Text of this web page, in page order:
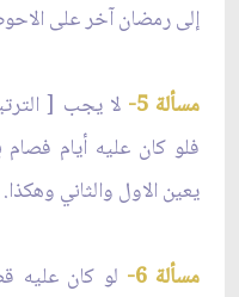
إلى رمضان آخر على
مسألة 5-
لا يجب [
فلو كان عليه أيام
يعين الاول والثاني وهكذا.
مسألة 6-
لو كان عليه